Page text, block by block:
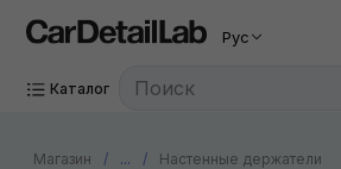
Рус
Каталог
Магазин ... Настенные держатели